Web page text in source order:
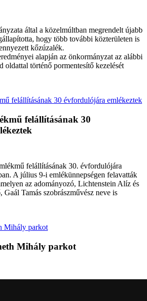
által a közelmúltban megrendelt újabb
hogy több további közterületen is
kőzúzalék.
alapján az önkormányzat az alábbi
oldattal történő pormentesítő kezelését
felállításának 30
felállításának 30. évfordulójára
A július 9-i emlékünnepségen felavatták
az adományozó, Lichtenstein Alíz és
Gaál Tamás szobrászművész neve is
Mihály parkot